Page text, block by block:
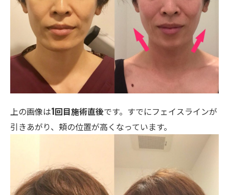
上の画像は1回目施術直後です。すでにフェイスラインが
引きあがり、頬の位置が高くなっています。